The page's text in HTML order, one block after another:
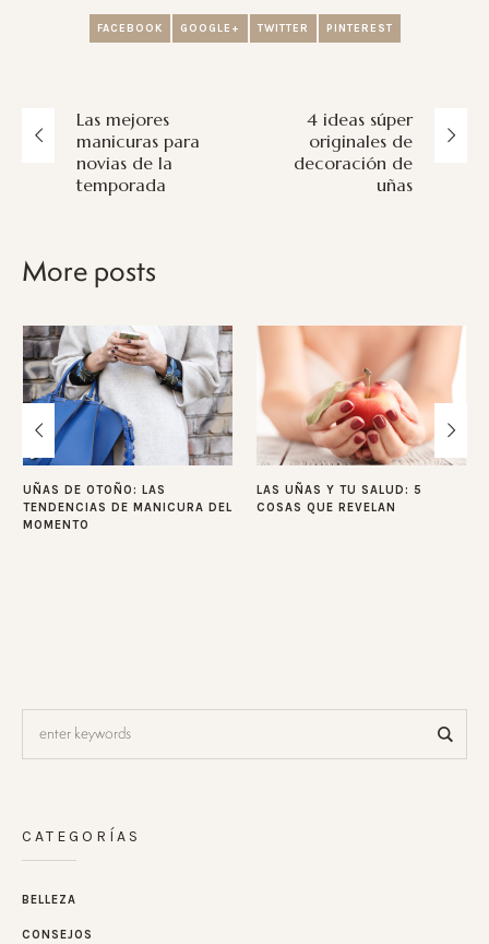
FACEBOOK GOOGLE+ TWITTER PINTEREST
Las mejores
manicuras para
novias de la
temporada
4 ideas súper
originales de
decoración de
uñas
More posts
UÑAS DE OTOÑO: LAS
TENDENCIAS DE MANICURA DEL
MOMENTO
LAS UÑAS Y TU SALUD: 5
COSAS QUE REVELAN
CATEGORÍAS
BELLEZA
CONSEJOS